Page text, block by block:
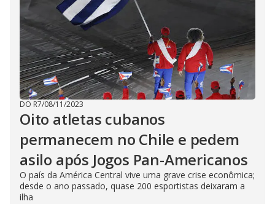
DO R7/08/11/2023
Oito atletas cubanos
permanecem no Chile e pedem
asilo após Jogos Pan-Americanos
O país da América Central vive uma grave crise econômica;
desde o ano passado, quase 200 esportistas deixaram a
ilha